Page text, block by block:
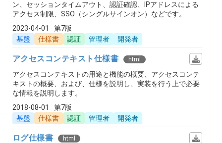
ン、セッションタイムアウト、認証確認、IPアドレスによる
アクセス制限、SSO（シングルサインオン）などです。
2023-04-01
第7版
基盤
仕様書 認証 管理者 開発者
アクセスコンテキスト仕様書 html
アクセスコンテキストの用途と機能の概要、アクセスコンテ
キストの概要、および、仕様を説明し、実装を行う上で必要
な情報を説明します。
2018-08-01
第7版
基盤
仕様書 認証 管理者 開発者
ログ仕様書 html